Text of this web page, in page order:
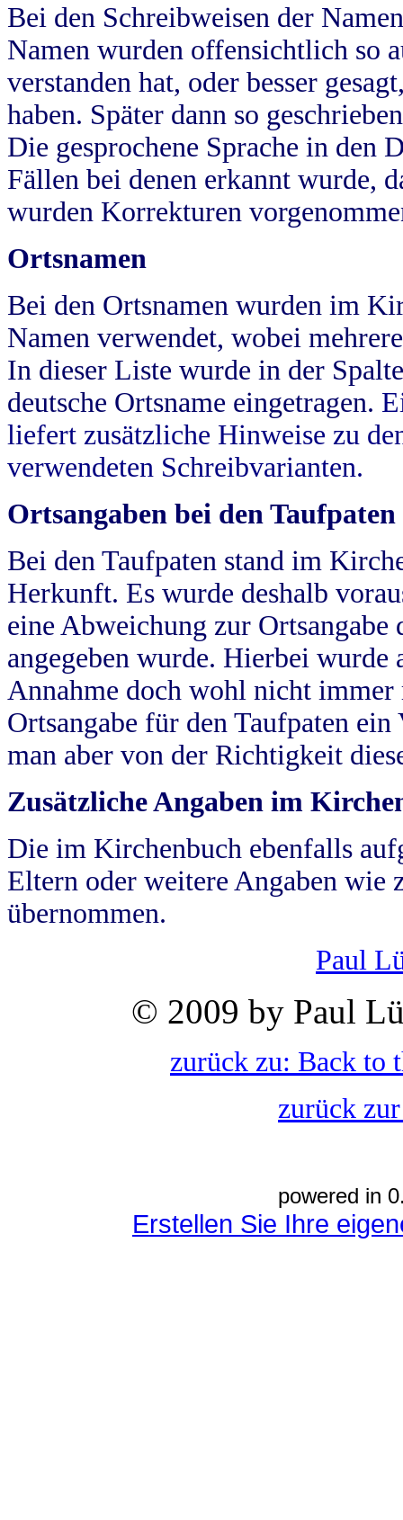
Bei den Schreibweisen der
Namen wurden offensichtlich so
verstanden hat, oder besser
haben. Später dann so
Die gesprochene Sprache in
Fällen bei denen erkannt wurde,
wurden Korrekturen
Ortsnamen
Bei den Ortsnamen wurden im
Namen verwendet, wobei
In dieser Liste wurde in der
deutsche Ortsname eingetragen.
liefert zusätzliche Hinweise zu
verwendeten Schreibvarianten.
Ortsangaben bei den Taufpaten
Bei den Taufpaten stand im
Herkunft. Es wurde deshalb
eine Abweichung zur
angegeben wurde. Hierbei wurde
Annahme doch wohl nicht
Ortsangabe für den Taufpaten
man aber von der Richtigkeit
Zusätzliche Angaben im
Die im Kirchenbuch ebenfalls
Eltern oder weitere Angaben wie
übernommen.
Paul
© 2009 by Paul
zurück zu: Back to
zurück
powered in
Erstellen Sie Ihre